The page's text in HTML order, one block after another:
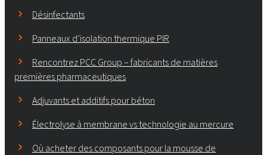
Désinfectants
Panneaux d’isolation thermique PIR
Rencontrez PCC Group – fabricants de matières
premières pharmaceutiques
Adjuvants et additifs pour béton
Électrolyse à membrane vs technologie au mercure
Où acheter des composants pour la mousse de